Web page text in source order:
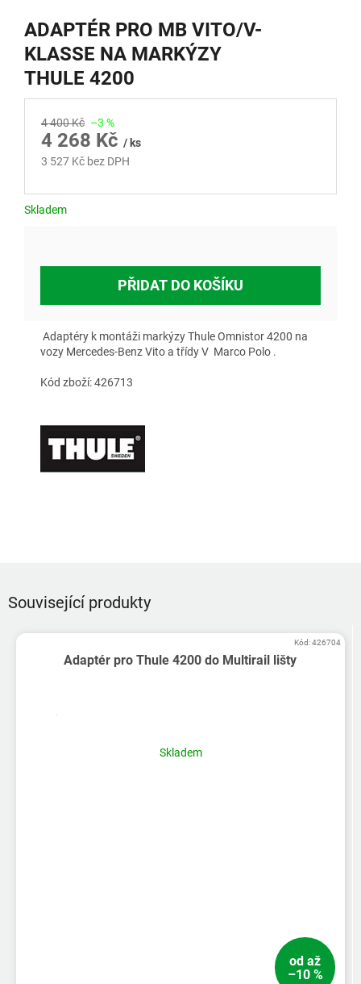
ADAPTÉR PRO MB VITO/V-
KLASSE NA MARKÝZY
THULE 4200
4 400 Kč –3 %
4 268 Kč / ks
3 527 Kč bez DPH
Skladem
PŘIDAT DO KOŠÍKU
Adaptéry k montáži markýzy Thule Omnistor 4200 na
vozy Mercedes-Benz Vito a třídy V Marco Polo .
Kód zboží: 426713
Související produkty
Adaptér pro Thule 4200 do Multirail lišty
Skladem
od až
–10 %
Kód:426704